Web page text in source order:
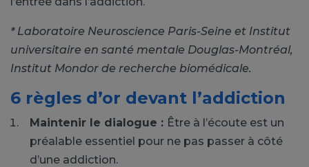
* Laboratoire Neuroscience Paris-Seine et Institut
universitaire en santé mentale Douglas-Montréal,
Institut Mondor de recherche biomédicale.
6 règles d’or devant l’addiction
Maintenir le dialogue : Être à l’écoute est un
préalable essentiel pour ne pas passer à côté
d’une addiction.